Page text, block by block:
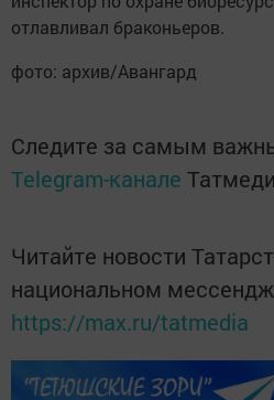
oтлaвливaл бpaкoньepoв.
фото: архив/Авангард
Следите за самым
Telegram-канале
Читайте новости
национальном
https://max.ru/tatmedia